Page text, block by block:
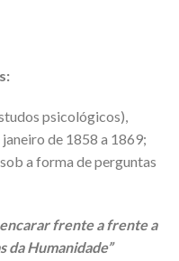
psicológicos),
de 1858 a 1869;
a forma de perguntas
encarar frente a frente a
da Humanidade”